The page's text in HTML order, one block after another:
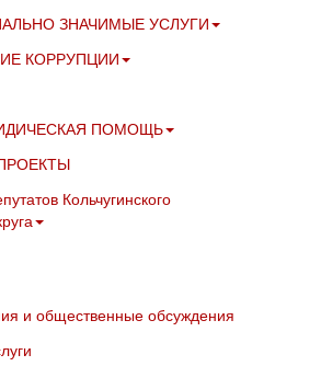
ЗНАЧИМЫЕ УСЛУГИ
КОРРУПЦИИ
ПОМОЩЬ
Кольчугинского
и общественные обсуждения